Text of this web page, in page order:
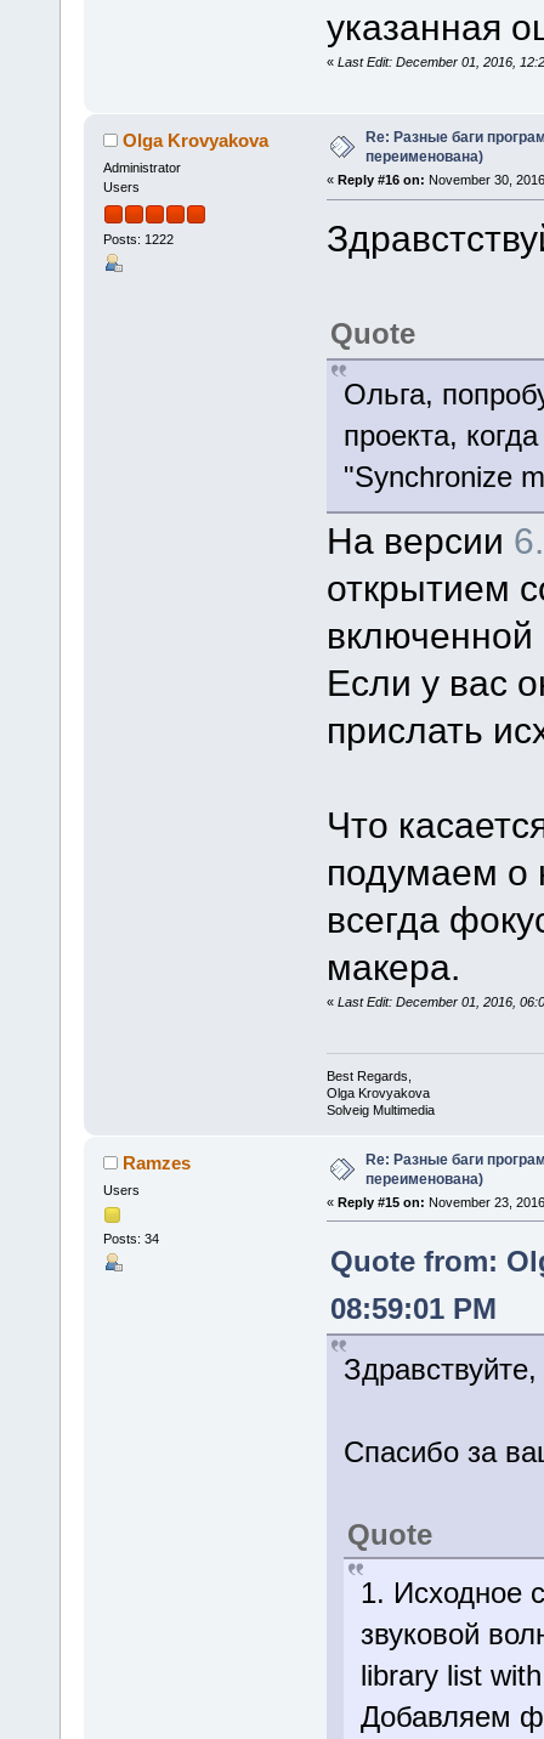
указанная
« Last Edit: December 01, 2016,
Olga Krovyakova
Administrator
Users
Posts: 1222
Re: Разные баги
переименована)
« Reply #16 on: November 30,
Quote
Ольга,
проекта,
"Synchronize
На версии
открытием
Если у вас
прислать
Что
подумаем о
всегда
макера.
« Last Edit: December 01, 2016,
Best Regards,
Olga Krovyakova
Solveig Multimedia
Ramzes
Users
Posts: 34
Re: Разные баги
переименована)
« Reply #15 on: November 23,
Quote from:
08:59:01 PM
Спасибо за
Quote
1. Исходное
звуковой
library list
Добавляем